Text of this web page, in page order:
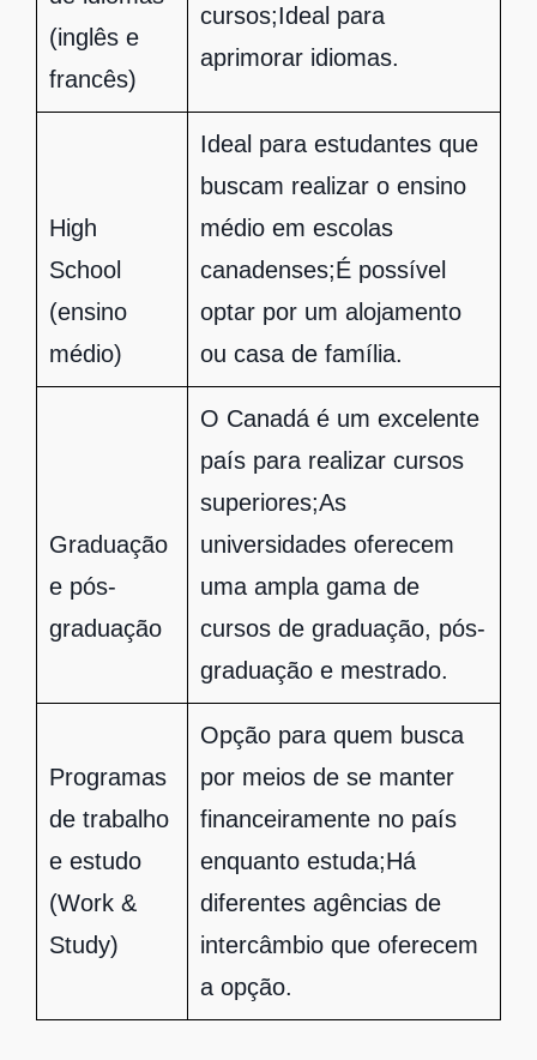
(inglês e
francês)
cursos;Ideal para
aprimorar idiomas.
High
School
(ensino
médio)
Ideal para estudantes que
buscam realizar o ensino
médio em escolas
canadenses;É possível
optar por um alojamento
ou casa de família.
Graduação
e pós-
graduação
O Canadá é um excelente
país para realizar cursos
superiores;As
universidades oferecem
uma ampla gama de
cursos de graduação, pós-
graduação e mestrado.
Programas
de trabalho
e estudo
(Work &
Study)
Opção para quem busca
por meios de se manter
financeiramente no país
enquanto estuda;Há
diferentes agências de
intercâmbio que oferecem
a opção.